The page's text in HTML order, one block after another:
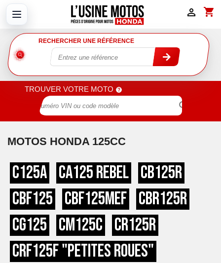
shopping_cart

RECHERCHER UNE RÉFÉRENCE
TROUVER VOTRE MOTO

MOTOS HONDA 125CC
C125A CA125 REBEL CB125R
CBF125
CBF125MEF CBR125R
CG125
CM125C
CR125R
CRF125F "Petites Roues"